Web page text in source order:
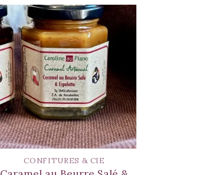
CONFITURES & CIE